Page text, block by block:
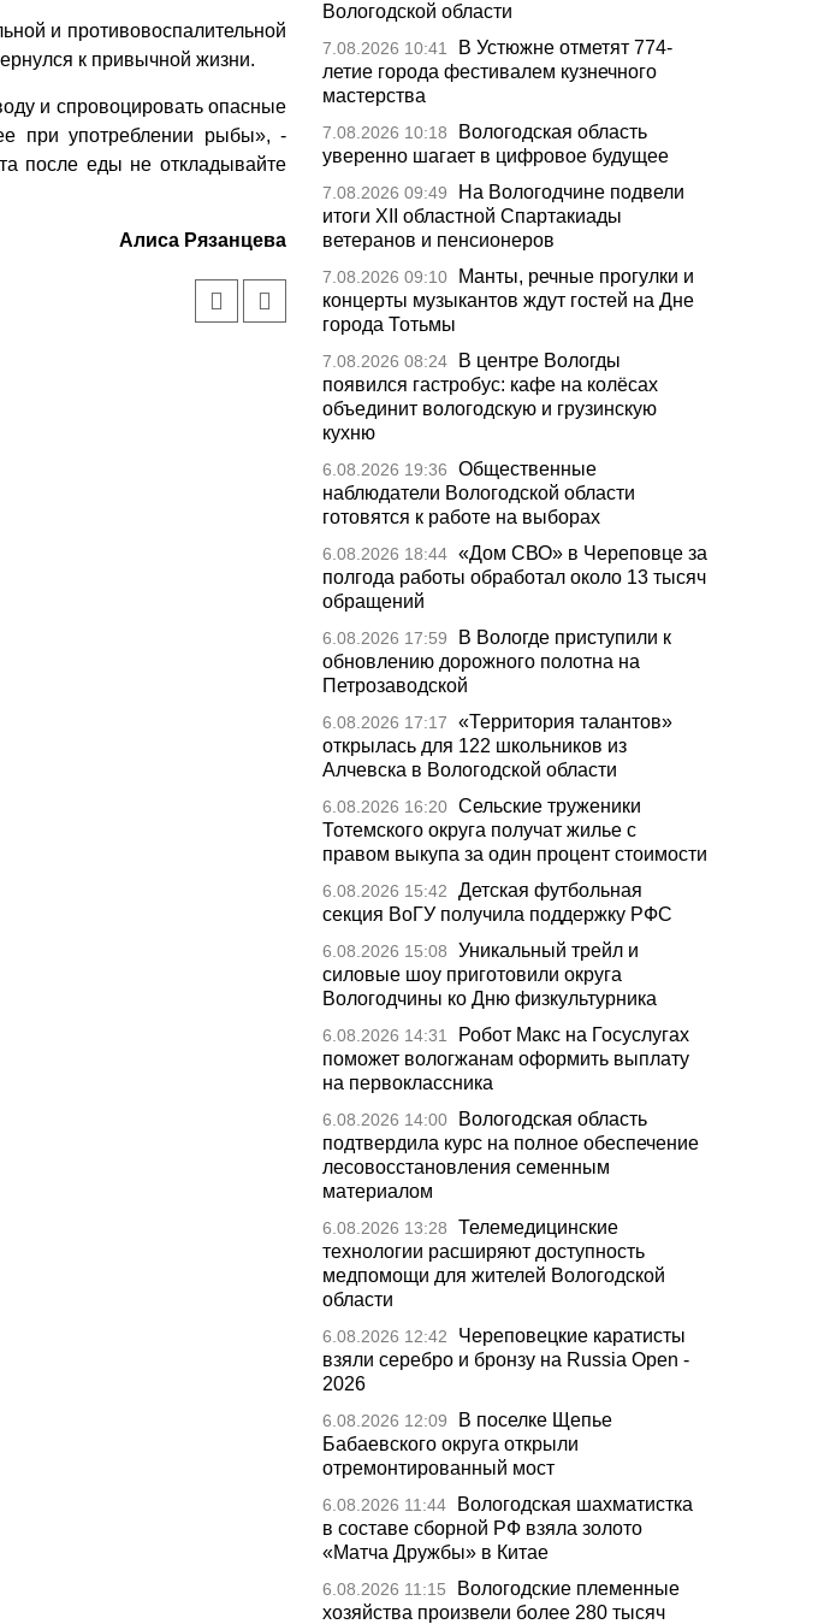
и противовоспалительной
к привычной жизни.
и спровоцировать опасные
при употреблении рыбы», -
после еды не откладывайте
Алиса Рязанцева
Вологодской области
7.08.2026 10:41
В Устюжне отметят 774-
летие города фестивалем кузнечного
мастерства
7.08.2026 10:18
Вологодская область
уверенно шагает в цифровое будущее
7.08.2026 09:49
На Вологодчине подвели
итоги XII областной Спартакиады
ветеранов и пенсионеров
7.08.2026 09:10
Манты, речные прогулки и
концерты музыкантов ждут гостей на Дне
города Тотьмы
7.08.2026 08:24
В центре Вологды
появился гастробус: кафе на колёсах
объединит вологодскую и грузинскую
кухню
6.08.2026 19:36
Общественные
наблюдатели Вологодской области
готовятся к работе на выборах
6.08.2026 18:44 «Дом СВО» в Череповце за
полгода работы обработал около 13 тысяч
обращений
6.08.2026 17:59
В Вологде приступили к
обновлению дорожного полотна на
Петрозаводской
6.08.2026 17:17
«Территория талантов»
открылась для 122 школьников из
Алчевска в Вологодской области
6.08.2026 16:20 Сельские труженики
Тотемского округа получат жилье с
правом выкупа за один процент стоимости
6.08.2026 15:42
Детская футбольная
секция ВоГУ получила поддержку РФС
6.08.2026 15:08
Уникальный трейл и
силовые шоу приготовили округа
Вологодчины ко Дню физкультурника
6.08.2026 14:31
Робот Макс на Госуслугах
поможет вологжанам оформить выплату
на первоклассника
6.08.2026 14:00
Вологодская область
подтвердила курс на полное обеспечение
лесовосстановления семенным
материалом
6.08.2026 13:28
Телемедицинские
технологии расширяют доступность
медпомощи для жителей Вологодской
области
6.08.2026 12:42
Череповецкие каратисты
взяли серебро и бронзу на Russia Open -
2026
6.08.2026 12:09
В поселке Щепье
Бабаевского округа открыли
отремонтированный мост
6.08.2026 11:44
Вологодская шахматистка
в составе сборной РФ взяла золото
«Матча Дружбы» в Китае
6.08.2026 11:15
Вологодские племенные
хозяйства произвели более 280 тысяч